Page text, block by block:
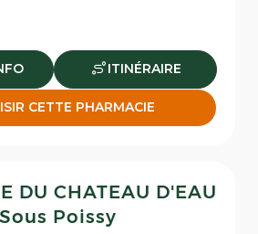
ITINÉRAIRE
CETTE PHARMACIE
DU CHATEAU D'EAU
Poissy